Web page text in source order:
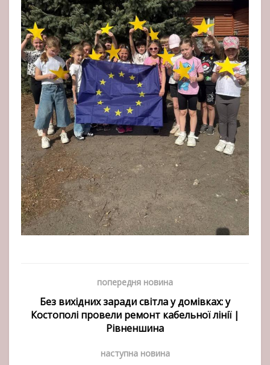
попередня новина
Без вихідних заради світла у домівках: у
Костополі провели ремонт кабельної лінії |
Рівненшина
наступна новина